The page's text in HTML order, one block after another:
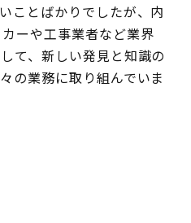
ことばかりでしたが、内
ーや工事業者など業界
て、新しい発見と知識の
の業務に取り組んでいま